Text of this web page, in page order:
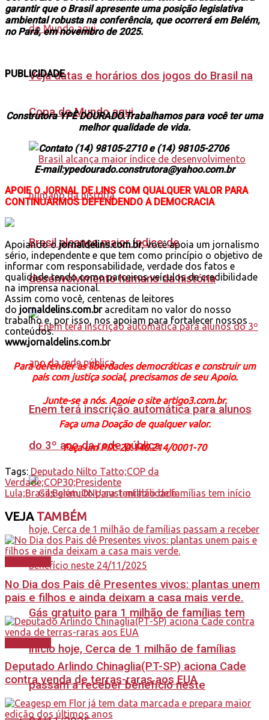
Veja datas e horários dos jogos do Brasil na
Copa do Mundo aqui
Brasil alcança maior índice de
desenvolvimento humano da história
Enem terá inscrição automática para alunos
do 3º ano da rede pública
Gás gratuito para 1 milhão de famílias tem
início hoje, Cerca de 1 milhão de famílias
passam a receber benefício neste
garantir que o Brasil apresente uma posição legislativa
ambiental robusta na conferência, que ocorrerá em Belém,
no Pará, em novembro de 2025.
PUBLICIDADE
Construtora YPÊ DOURADO.Trabalhamos para você ter uma
melhor qualidade de vida.
Contato (14) 98105-2710 e (14) 98105-2706
E-mail:ypedourado.construtora@yahoo.com.br
APOIE O JORNAL DE LINS COM QUALQUER VALOR PARA
CONTINUARMOS DEFENDENDO A DEMOCRACIA
Apoiando ojornaldelins.com.br, você apoia um jornalismo
sério, independente e que tem como princípio o objetivo de
informar com responsabilidade, verdade dos fatos e
qualidade tendo como parceiros veículos de credibilidade
na imprensa nacional.
Assim como você, centenas de leitores
do jornaldelins.com.bracreditam no valor do nosso
trabalho e, por isso, nos apoiam para fortalecer nossos
conteúdos.
www.jornaldelins.com.br
Para defender as liberdades democráticas e construir um
país com justiça social, precisamos de seu Apoio.
Junte-se a nós. Apoie o site artigo3.com.br.
Faça uma Doação de qualquer valor.
Faça um PIX: 20.140.214/0001-70
Tags: Deputado Nilto Tatto;COP da
Verdade;COP30;Presidente
Lula;Brasil;Belém;ONU;sustentabilidade
VEJATAMBÉM
No Dia dos Pais dê Presentes vivos: plantas unem
pais e filhos e ainda deixam a casa mais verde.
Deputado Arlindo Chinaglia(PT-SP) aciona Cade
contra venda de terras-raras aos EUA